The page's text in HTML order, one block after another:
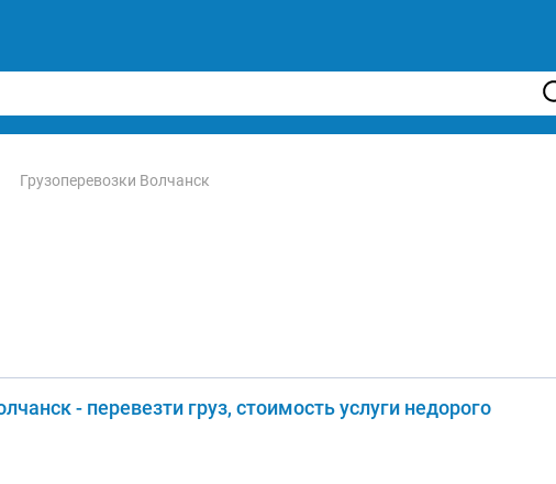
Грузоперевозки Волчанск
- перевезти груз, стоимость услуги недорого